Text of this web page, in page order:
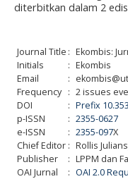
diterbitkan dalam 2
Journal Title : Ekombis:
Initials
: Ekombis
Email
:
Frequency : 2 issues
DOI
: Prefix
p-ISSN
: 2355-0627
e-ISSN
: 2355-097X
Chief Editor : Rollis
Publisher
: LPPM dan
OAI Jurnal
: OAI 2.0